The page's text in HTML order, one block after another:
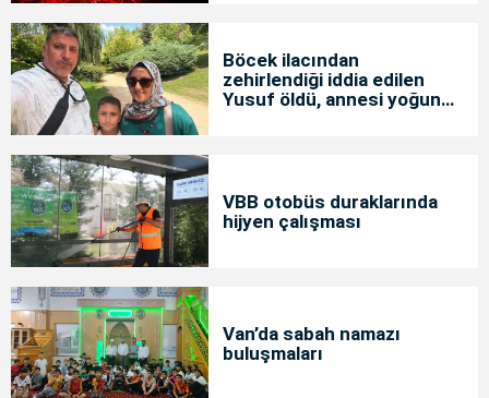
Böcek ilacından
zehirlendiği iddia edilen
Yusuf öldü, annesi yoğun
VBB otobüs duraklarında
hijyen çalışması
Van’da sabah namazı
buluşmaları